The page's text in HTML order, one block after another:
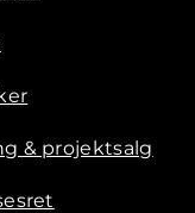
& projektsalg